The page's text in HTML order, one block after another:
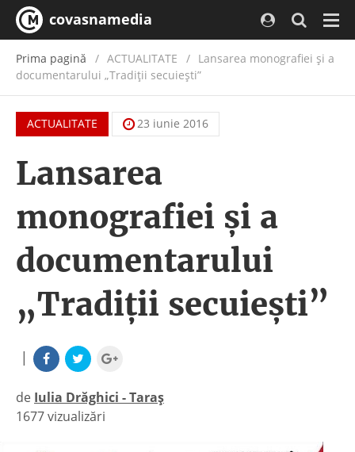
covasnamedia
Prima pagină ACTUALITATE / Lansarea monografiei şi a
documentarului „Tradiţii secuieşti”
ACTUALITATE 23 iunie 2016
Lansarea
monografiei şi a
documentarului
„Tradiţii secuieşti”
|
de Iulia Drăghici - Taraș
|
1677 vizualizări